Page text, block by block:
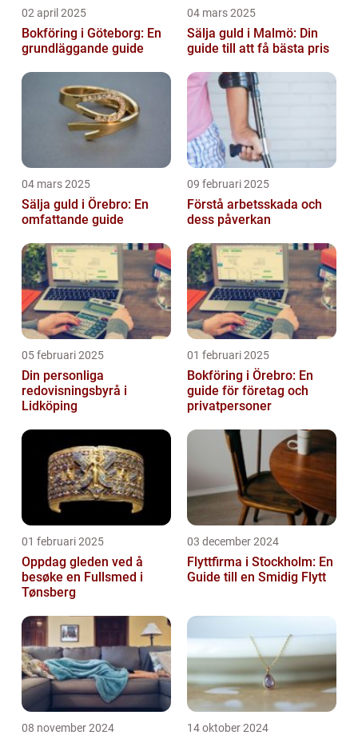
02 april 2025
Bokföring i Göteborg: En
grundläggande guide
04 mars 2025
Sälja guld i Malmö: Din
guide till att få bästa pris
04 mars 2025
Sälja guld i Örebro: En
omfattande guide
09 februari 2025
Förstå arbetsskada och
dess påverkan
05 februari 2025
Din personliga
redovisningsbyrå i
Lidköping
01 februari 2025
Bokföring i Örebro: En
guide för företag och
privatpersoner
01 februari 2025
Oppdag gleden ved å
besøke en Fullsmed i
Tønsberg
03 december 2024
Flyttfirma i Stockholm: En
Guide till en Smidig Flytt
08 november 2024 14 oktober 2024